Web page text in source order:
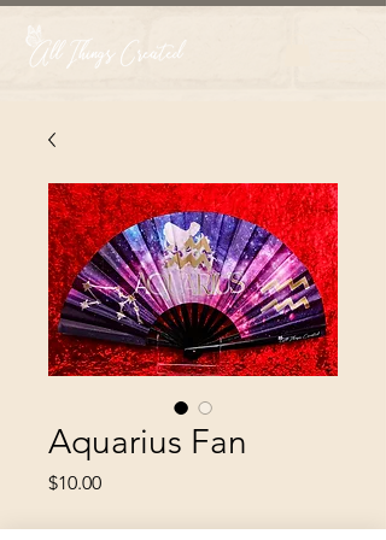
Aquarius Fan
$10.00Price